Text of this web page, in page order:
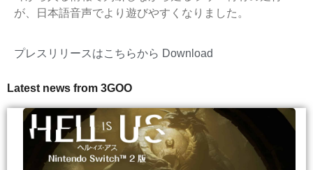
が、日本語音声でより遊びやすくなりました。
プレスリリースはこちらから Download
Latest news from 3GOO